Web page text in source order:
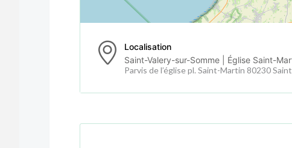
Localisation
Saint-Valery-sur-Somme | Église Saint-
Parvis de l’église pl. Saint-Martin 80230